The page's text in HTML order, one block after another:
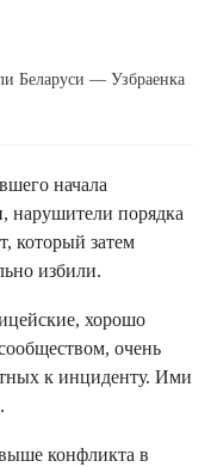
Беларуси — Узбраенка
начала
нарушители порядка
который затем
избили.
хорошо
очень
к инциденту. Ими
конфликта в